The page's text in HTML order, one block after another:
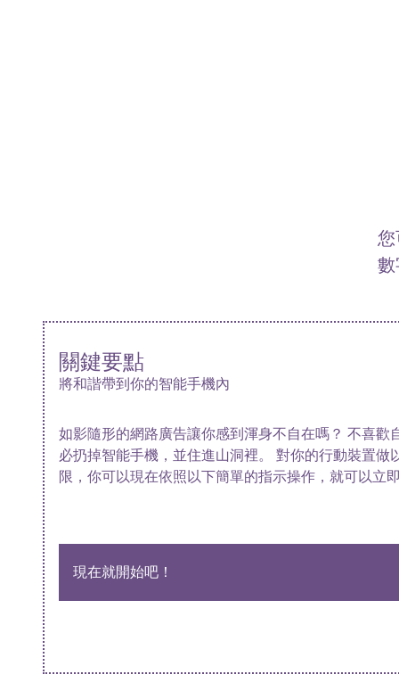
關鍵要點
將和諧帶到你的智能手機內
如影隨形的網路廣告讓你感到渾身不自在嗎？ 不喜
必扔掉智能手機，並住進山洞裡。 對你的行動裝置
限，你可以現在依照以下簡單的指示操作，就可以立
現在就開始吧！